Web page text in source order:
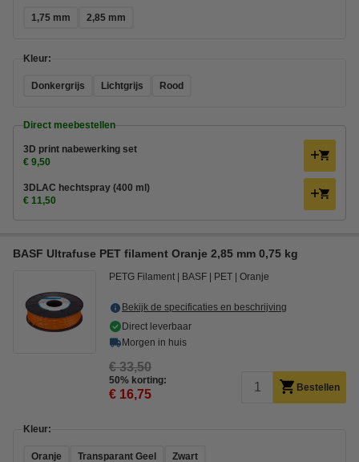
1,75 mm 2,85 mm
Kleur:
Donkergrijs Lichtgrijs Rood
Direct meebestellen
3D print nabewerking set
€ 9,50
3DLAC hechtspray (400 ml)
€ 11,50
BASF Ultrafuse PET filament Oranje 2,85 mm 0,75 kg
PETG Filament BASF PET Oranje
Bekijk de specificaties en beschrijving
Direct leverbaar
Morgen in huis
€ 33,50
50% korting:
€ 16,75 Bestellen
Kleur:
Oranje Transparant Geel Zwart